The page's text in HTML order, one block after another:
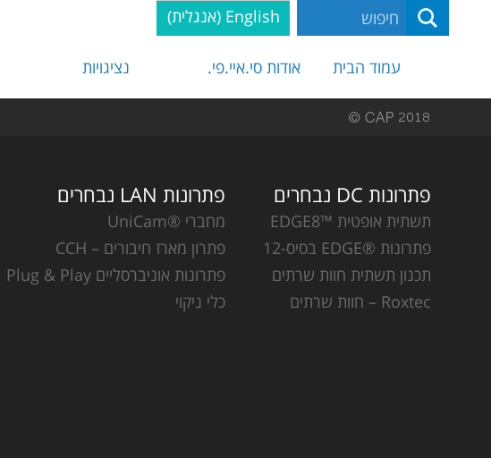
English
(אנגלית)
עמוד הבית אודות סי.איי.פי. נציגויות
פתרונות DC נבחרים
תשתית אופטית ™EDGE8
פתרונות ®EDGE בסיס-12
תכנון תשתית חוות שרתים
Roxtec – חוות שרתים
פתרונות LAN נבחרים
מחברי ®UniCam
פתרון מארז חיבורים – CCH
פתרונות אוניברסליים Plug & Play
כלי ניקוי